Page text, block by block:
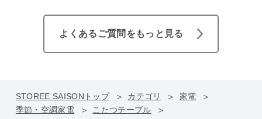
よくあるご質問をもっと見る
STOREE SAISONトップ カテゴリ
家電
季節・空調家電
こたつテーブル